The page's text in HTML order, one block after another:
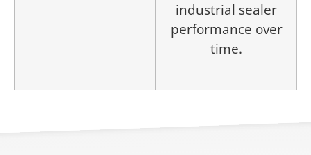
industrial sealer
performance over
time.